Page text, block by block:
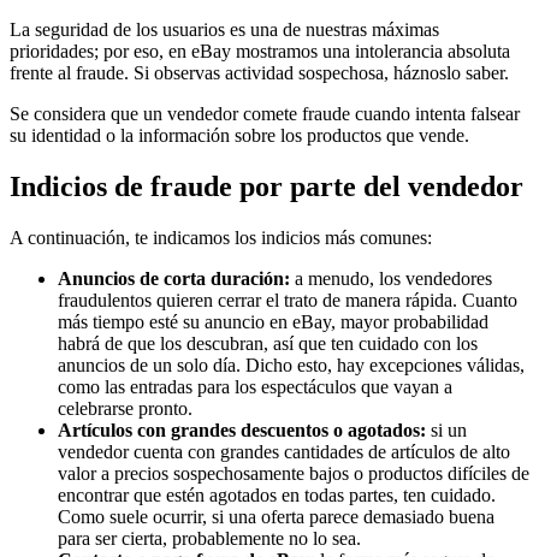
La seguridad de los usuarios es una de nuestras máximas
prioridades; por eso, en eBay mostramos una intolerancia absoluta
frente al fraude. Si observas actividad sospechosa, háznoslo saber.
Se considera que un vendedor comete fraude cuando intenta falsear
su identidad o la información sobre los productos que vende.
Indicios de fraude por parte del vendedor
A continuación, te indicamos los indicios más comunes:
Anuncios de corta duración: a menudo, los vendedores
fraudulentos quieren cerrar el trato de manera rápida. Cuanto
más tiempo esté su anuncio en eBay, mayor probabilidad
habrá de que los descubran, así que ten cuidado con los
anuncios de un solo día. Dicho esto, hay excepciones válidas,
como las entradas para los espectáculos que vayan a
celebrarse pronto.
Artículos con grandes descuentos o agotados: si un
vendedor cuenta con grandes cantidades de artículos de alto
valor a precios sospechosamente bajos o productos difíciles de
encontrar que estén agotados en todas partes, ten cuidado.
Como suele ocurrir, si una oferta parece demasiado buena
para ser cierta, probablemente no lo sea.